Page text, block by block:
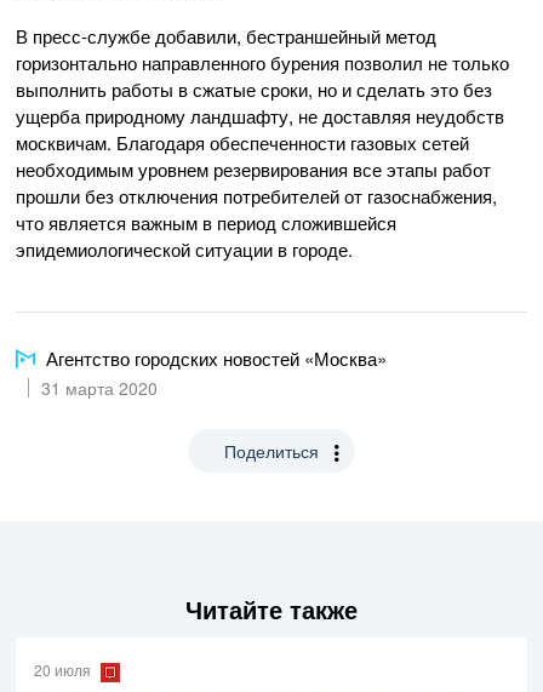
В пресс-службе добавили, бестраншейный метод
горизонтально направленного бурения позволил не только
выполнить работы в сжатые сроки, но и сделать это без
ущерба природному ландшафту, не доставляя неудобств
москвичам. Благодаря обеспеченности газовых сетей
необходимым уровнем резервирования все этапы работ
прошли без отключения потребителей от газоснабжения,
что является важным в период сложившейся
эпидемиологической ситуации в городе.
Агентство городских новостей «Москва»
31 марта 2020
Поделиться
Читайте также
20 июля